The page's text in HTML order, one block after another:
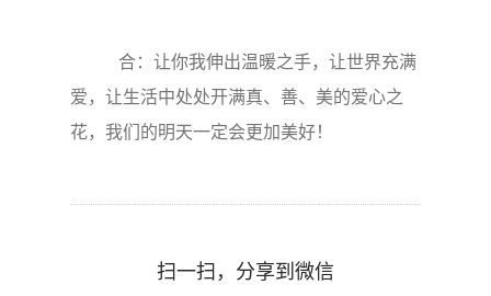
合：让你我伸出温暖之手，让世界充满
爱，让生活中处处开满真、善、美的爱心之
花，我们的明天一定会更加美好！
扫一扫，分享到微信